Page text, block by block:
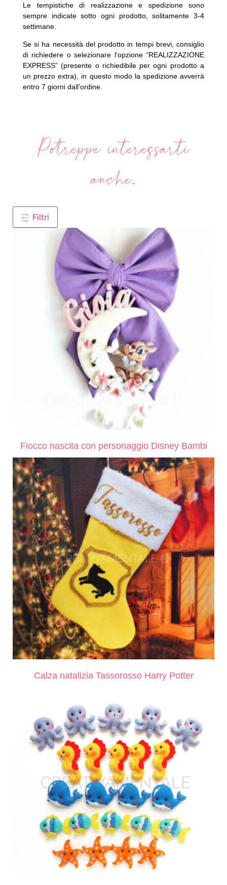
Le tempistiche di realizzazione e spedizione sono
sempre indicate sotto ogni prodotto, solitamente 3-4
settimane.
Se si ha necessità del prodotto in tempi brevi, consiglio
di richiedere o selezionare l’opzione “REALIZZAZIONE
EXPRESS” (presente o richiedibile per ogni prodotto a
un prezzo extra), in questo modo la spedizione avverrà
entro 7 giorni dall’ordine.
Potreppe interessarti
anche...
Filtri
Fiocco nascita con personaggio Disney Bambi
Calza natalizia Tassorosso Harry Potter